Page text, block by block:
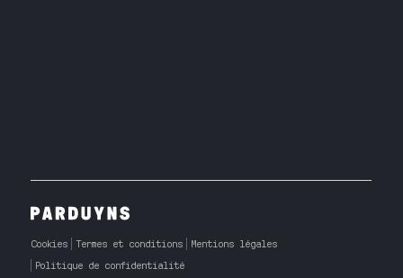
Cookies Termes et conditions
Mentions légales
Politique de confidentialité